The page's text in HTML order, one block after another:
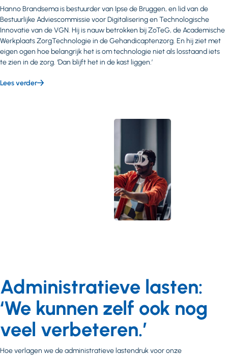
Hanno Brandsema is bestuurder van Ipse de Bruggen, en lid van de
Bestuurlijke Adviescommissie voor Digitalisering en Technologische
Innovatie van de VGN. Hij is nauw betrokken bij ZoTeG, de Academische
Werkplaats ZorgTechnologie in de Gehandicaptenzorg. En hij ziet met
eigen ogen hoe belangrijk het is om technologie niet als losstaand iets
te zien in de zorg. ‘Dan blijft het in de kast liggen.’
Lees verder
Administratieve lasten:
‘We kunnen zelf ook nog
veel verbeteren.’
Hoe verlagen we de administratieve lastendruk voor onze